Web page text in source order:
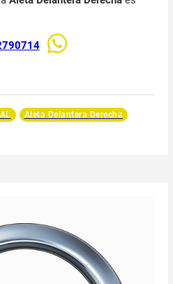
Aleta Delantera Derecha